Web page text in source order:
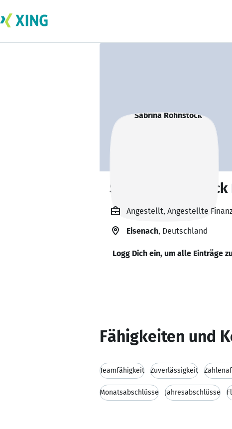
Sabrina Rohnstock
Angestellt, Angestellte
Eisenach, Deutschland
Logg Dich ein, um alle Einträge
Fähigkeiten und
Teamfähigkeit Zuverlässigkeit
Monatsabschlüsse Jahresabschlüsse